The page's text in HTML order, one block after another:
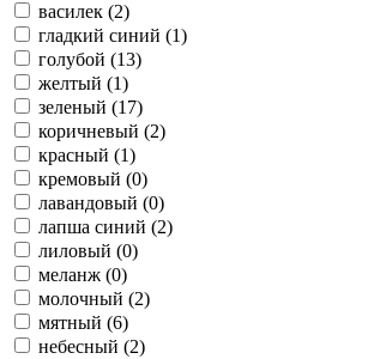
василек (2)
гладкий синий (1)
голубой (13)
желтый (1)
зеленый (17)
коричневый (2)
красный (1)
кремовый (0)
лавандовый (0)
лапша синий (2)
лиловый (0)
меланж (0)
молочный (2)
мятный (6)
небесный (2)